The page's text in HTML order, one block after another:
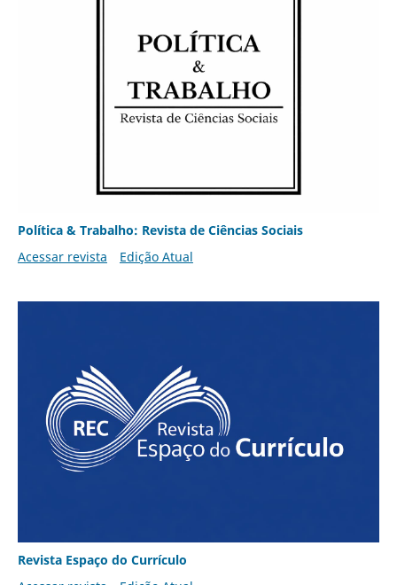
Política & Trabalho: Revista de Ciências Sociais
Acessar revista
Edição Atual
Revista Espaço do Currículo